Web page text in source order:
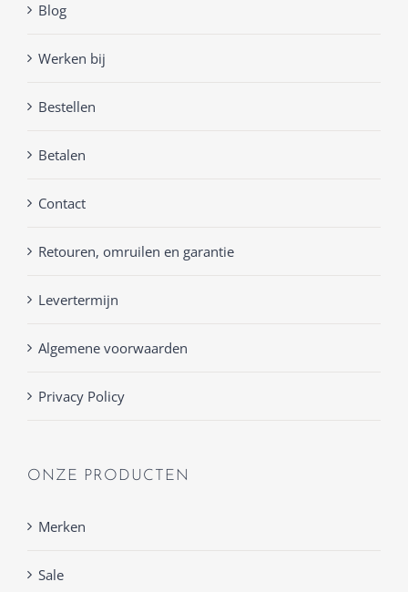
Blog
Werken bij
Bestellen
Betalen
Contact
Retouren, omruilen en garantie
Levertermijn
Algemene voorwaarden
Privacy Policy
ONZE PRODUCTEN
Merken
Sale